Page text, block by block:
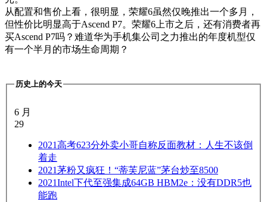
从配置和售价上看，很明显，荣耀6虽然仅晚推出一个多月，
但性价比明显高于Ascend P7。荣耀6上市之后，还有消费者再
买Ascend P7吗？难道华为手机集公司之力推出的年度机型仅
有一个半月的市场生命周期？
历史上的今天
6 月
29
2021高考623分外卖小哥自称反面教材：人生不该倒
着走
2021茅粉又疯狂！“蒂芙尼蓝”茅台炒至8500
2021Intel下代至强集成64GB HBM2e：没有DDR5也
能跑